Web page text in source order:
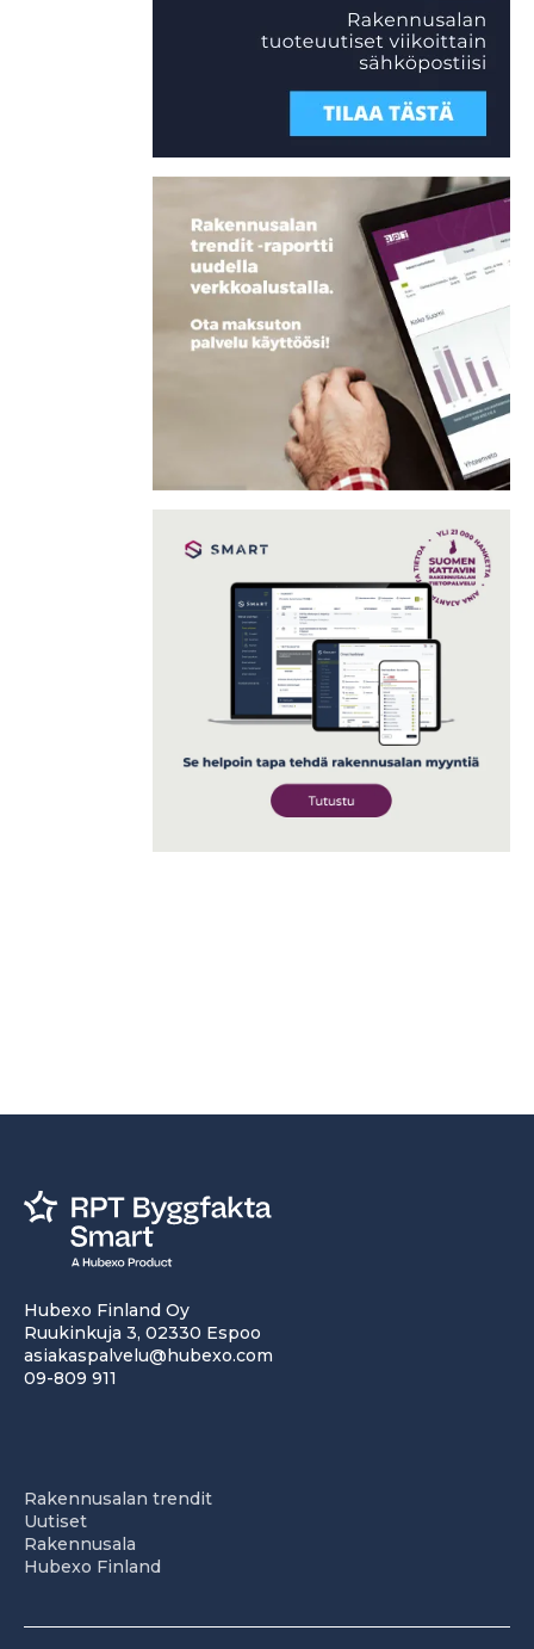
Hubexo Finland Oy
Ruukinkuja 3, 02330 Espoo
asiakaspalvelu@hubexo.com
09-809 911
Rakennusalan trendit
Uutiset
Rakennusala
Hubexo Finland